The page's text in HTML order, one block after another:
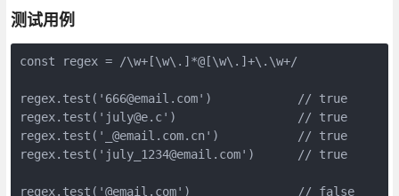
测试用例
const regex = /\w+[\w\.]*@[\w\.]+\.\w+/
regex.test('666@email.com')            // true
regex.test('july@e.c')
regex.test('_@email.com.cn')           // true
regex.test('july_1234@email.com')      // true
regex.test('@email.com')               // false